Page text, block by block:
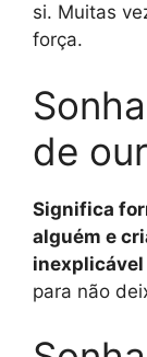
si. Muitas
força.
de
Significa
alguém e
inexplicável
para não